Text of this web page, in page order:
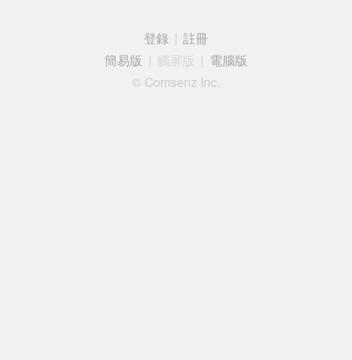
登錄
註冊
簡易版
觸屏版
電腦版
© Comsenz Inc.